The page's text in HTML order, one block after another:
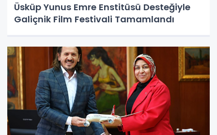
Üsküp Yunus Emre Enstitüsü Desteğiyle
Galiçnik Film Festivali Tamamlandı